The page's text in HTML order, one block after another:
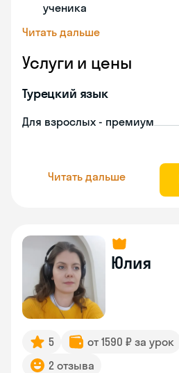
ученика
Читать дальше
Услуги и цены
Турецкий язык
Для взрослых - премиум
Читать дальше
Юлия
5 от 1590 ₽ за урок
2 отзыва